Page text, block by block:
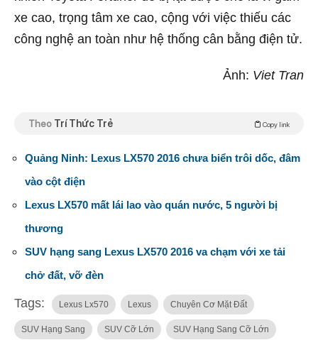
xe cao, trọng tâm xe cao, cộng với việc thiếu các
công nghệ an toàn như hệ thống cân bằng điện tử.
Ảnh: Viet Tran
Theo Trí Thức Trẻ Copy link
Quảng Ninh: Lexus LX570 2016 chưa biển trôi dốc, đâm
vào cột điện
Lexus LX570 mất lái lao vào quán nước, 5 người bị
thương
SUV hạng sang Lexus LX570 2016 va chạm với xe tải
chở đất, vỡ đèn
Tags: Lexus Lx570 Lexus Chuyên Cơ Mặt Đất
SUV Hạng Sang SUV Cỡ Lớn SUV Hạng Sang Cỡ Lớn